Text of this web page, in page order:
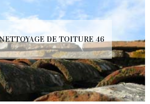
DE TOITURE 46